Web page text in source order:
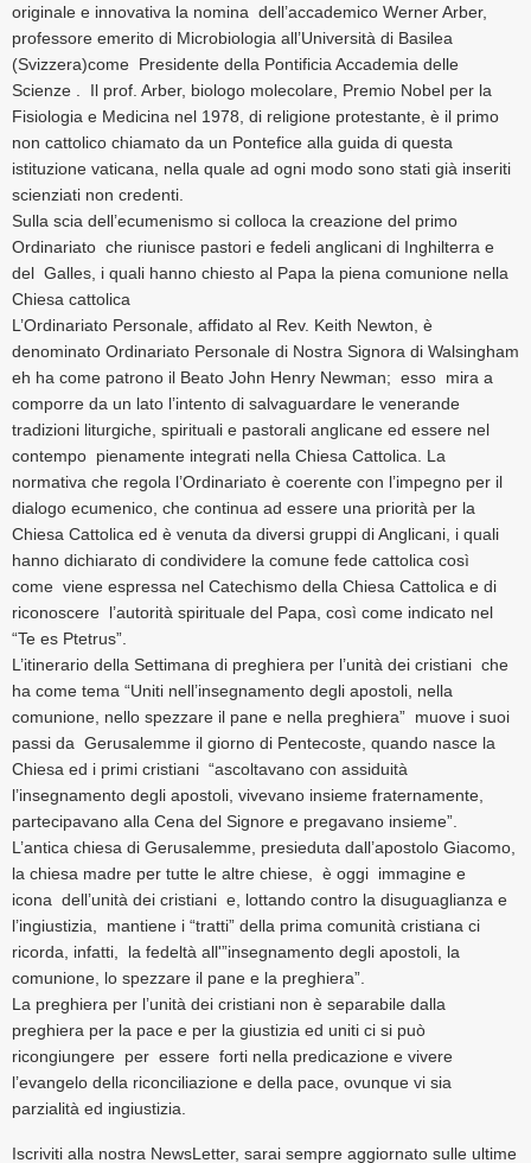
originale e innovativa la nomina dell’accademico Werner Arber,
professore emerito di Microbiologia all’Università di Basilea
(Svizzera)come Presidente della Pontificia Accademia delle
Scienze . Il prof. Arber, biologo molecolare, Premio Nobel per la
Fisiologia e Medicina nel 1978, di religione protestante, è il primo
non cattolico chiamato da un Pontefice alla guida di questa
istituzione vaticana, nella quale ad ogni modo sono stati già inseriti
scienziati non credenti.
Sulla scia dell’ecumenismo si colloca la creazione del primo
Ordinariato che riunisce pastori e fedeli anglicani di Inghilterra e
del Galles, i quali hanno chiesto al Papa la piena comunione nella
Chiesa cattolica
L’Ordinariato Personale, affidato al Rev. Keith Newton, è
denominato Ordinariato Personale di Nostra Signora di Walsingham
eh ha come patrono il Beato John Henry Newman; esso mira a
comporre da un lato l’intento di salvaguardare le venerande
tradizioni liturgiche, spirituali e pastorali anglicane ed essere nel
contempo pienamente integrati nella Chiesa Cattolica. La
normativa che regola l’Ordinariato è coerente con l’impegno per il
dialogo ecumenico, che continua ad essere una priorità per la
Chiesa Cattolica ed è venuta da diversi gruppi di Anglicani, i quali
hanno dichiarato di condividere la comune fede cattolica così
come viene espressa nel Catechismo della Chiesa Cattolica e di
riconoscere l’autorità spirituale del Papa, così come indicato nel
“Te es Ptetrus”.
L’itinerario della Settimana di preghiera per l’unità dei cristiani che
ha come tema “Uniti nell’insegnamento degli apostoli, nella
comunione, nello spezzare il pane e nella preghiera” muove i suoi
passi da Gerusalemme il giorno di Pentecoste, quando nasce la
Chiesa ed i primi cristiani “ascoltavano con assiduità
l’insegnamento degli apostoli, vivevano insieme fraternamente,
partecipavano alla Cena del Signore e pregavano insieme”.
L’antica chiesa di Gerusalemme, presieduta dall’apostolo Giacomo,
la chiesa madre per tutte le altre chiese, è oggi immagine e
icona dell’unità dei cristiani e, lottando contro la disuguaglianza e
l’ingiustizia, mantiene i “tratti” della prima comunità cristiana ci
ricorda, infatti, la fedeltà all'”insegnamento degli apostoli, la
comunione, lo spezzare il pane e la preghiera”.
La preghiera per l’unità dei cristiani non è separabile dalla
preghiera per la pace e per la giustizia ed uniti ci si può
ricongiungere per essere forti nella predicazione e vivere
l’evangelo della riconciliazione e della pace, ovunque vi sia
parzialità ed ingiustizia.
Iscriviti alla nostra NewsLetter, sarai sempre aggiornato sulle ultime